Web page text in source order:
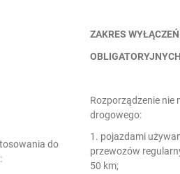
ZAKRES WYŁĄCZEŃ
do
Rozporządzenie
drogowego:
1. pojazdami
przewozów
50 km;